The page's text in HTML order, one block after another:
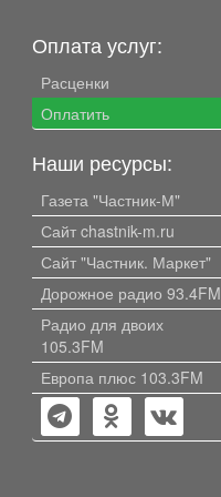
и
Оплата услуг:
Расценки
Оплатить
Наши ресурсы:
Газета "Частник-М"
Сайт chastnik-m.ru
Сайт "Частник. Маркет"
Дорожное радио 93.4FM
Радио для двоих
105.3FM
Европа плюс 103.3FM